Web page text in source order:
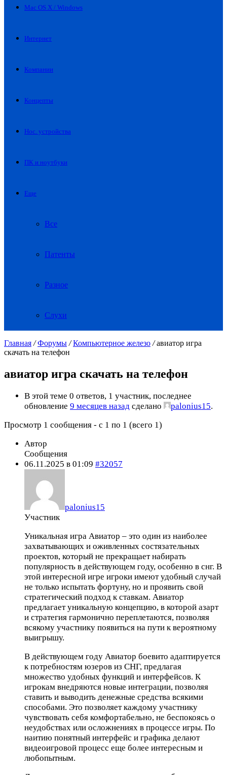
Mac OS X / Windows
Интернет
Компании
Концепты
Нос. устройства
ПК и ноутбуки
Еще
Все
Патенты
Разное
Слухи
Главная / Форумы / Компьютерное железо / авиатор игра
скачать на телефон
авиатор игра скачать на телефон
В этой теме 0 ответов, 1 участник, последнее
обновление 9 месяцев назад сделано palonius15.
Просмотр 1 сообщения - с 1 по 1 (всего 1)
Автор
Сообщения
06.11.2025 в 01:09 #32057
palonius15
Участник
Уникальная игра Авиатор – это один из наиболее
захватывающих и оживленных состязательных
проектов, который не прекращает набирать
популярность в действующем году, особенно в снг. В
этой интересной игре игроки имеют удобный случай
не только испытать фортуну, но и проявить свой
стратегический подход к ставкам. Авиатор
предлагает уникальную концепцию, в которой азарт
и стратегия гармонично переплетаются, позволяя
всякому участнику появиться на пути к вероятному
выигрышу.
В действующем году Авиатор боевито адаптируется
к потребностям юзеров из СНГ, предлагая
множество удобных функций и интерфейсов. К
игрокам внедряются новые интеграции, позволяя
ставить и выводить денежные средства всякими
способами. Это позволяет каждому участнику
чувствовать себя комфортабельно, не беспокоясь о
неудобствах или осложнениях в процессе игры. По
наитию понятный интерфейс и графика делают
видеоигровой процесс еще более интересным и
любопытным.